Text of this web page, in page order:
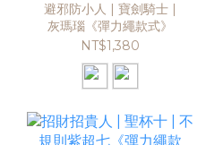
避邪防小人 | 寶劍騎士 |
灰瑪瑙《彈力繩款式》
NT$1,380